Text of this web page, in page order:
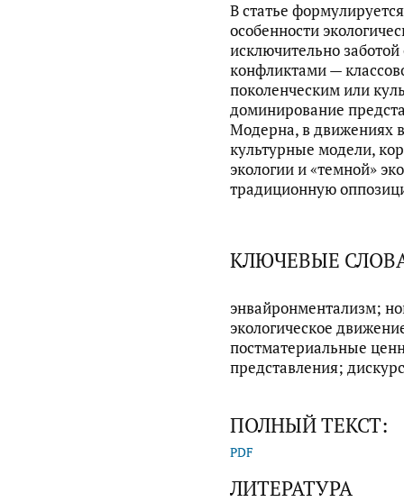
В статье
особенности
исключительно
конфликтами —
поколенческим или
доминирование
Модерна, в движениях
культурные модели,
экологии и «темной»
традиционную
КЛЮЧЕВЫЕ
энвайронментализм;
экологическое
постматериальные
представления; дискурс
ПОЛНЫЙ ТЕКСТ:
PDF
ЛИТЕРАТУРА